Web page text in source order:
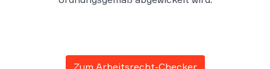
Zum Arbeitsrecht-Checker